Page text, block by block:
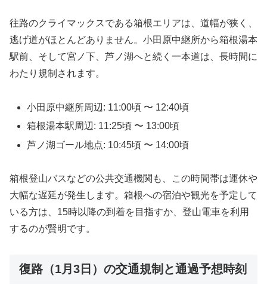
往路のクライマックスである箱根エリアは、道幅が狭く、
逃げ道がほとんどありません。小田原中継所から箱根湯本
駅前、そして宮ノ下、芦ノ湖へと続く一本道は、長時間に
わたり規制されます。
小田原中継所周辺: 11:00頃 〜 12:40頃
箱根湯本駅周辺: 11:25頃 〜 13:00頃
芦ノ湖ゴール地点: 10:45頃 〜 14:00頃
箱根登山バスなどの公共交通機関も、この時間帯は運休や
大幅な遅延が発生します。箱根への宿泊や観光を予定して
いる方は、15時以降の到着を目指すか、登山電車を利用
するのが賢明です。
復路（1月3日）の交通規制と通過予想時刻